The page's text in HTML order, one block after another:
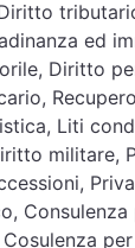
ed
Diritto
Liti
militare,
Consulenza